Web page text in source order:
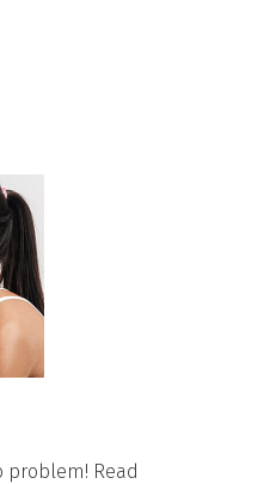
problem! Read